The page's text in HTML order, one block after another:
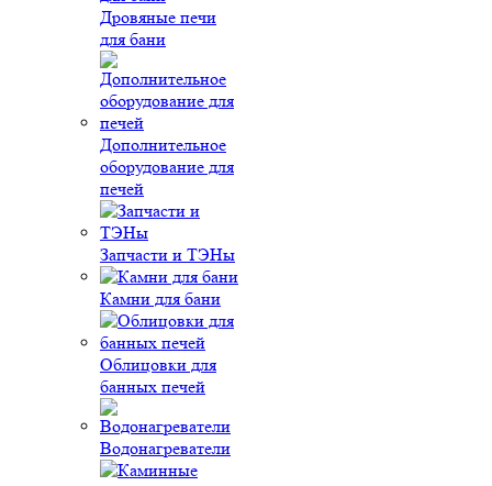
Дровяные печи
для бани
Дополнительное
оборудование для
печей
Запчасти и ТЭНы
Камни для бани
Облицовки для
банных печей
Водонагреватели